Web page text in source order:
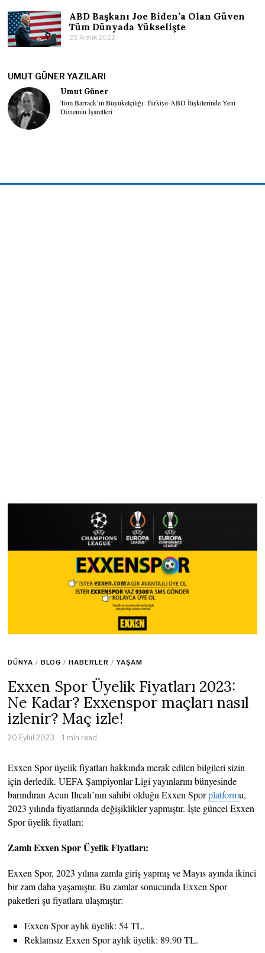
ABD Başkanı Joe Biden’a Olan Güven
Tüm Dünyada Yükselişte
25 Aralık 2022
UMUT GÜNER YAZILARI
Umut Güner
Tom Barrack’ın Büyükelçiliği: Türkiye-ABD İlişkilerinde Yeni
Dönemin İşaretleri
DÜNYA / BLOG / HABERLER / YAŞAM
Exxen Spor Üyelik Fiyatları 2023:
Ne Kadar? Exxenspor maçları nasıl
izlenir? Maç izle!
20 Eylül 2023 1 min read
Exxen Spor üyelik fiyatları hakkında merak edilen bilgileri sizin
için derledik. UEFA Şampiyonlar Ligi yayınlarını bünyesinde
barındıran Acun Ilıcalı’nın sahibi olduğu Exxen Sporplatformu,
2023 yılında fiyatlarında değişiklikler yapmıştır. İşte güncel Exxen
Spor üyelik fiyatları:
Zamlı Exxen Spor Üyelik Fiyatları:
Exxen Spor, 2023 yılına zamla giriş yapmış ve Mayıs ayında ikinci
bir zam daha yaşamıştır. Bu zamlar sonucunda Exxen Spor
paketleri şu fiyatlara ulaşmıştır:
Exxen Spor aylık üyelik: 54 TL.
Reklamsız Exxen Spor aylık üyelik: 89.90 TL.